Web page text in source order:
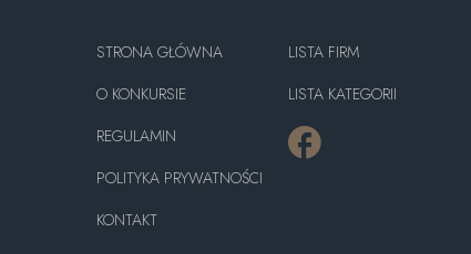
STRONA GŁÓWNA
O KONKURSIE
REGULAMIN
POLITYKA PRYWATNOŚCI
KONTAKT
LISTA FIRM
LISTA KATEGORII